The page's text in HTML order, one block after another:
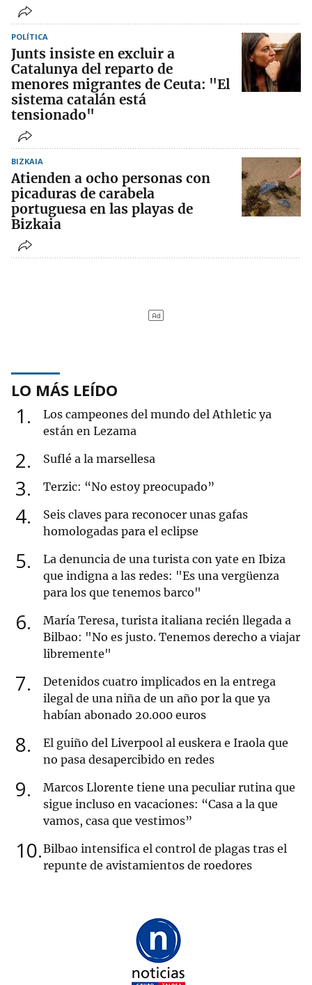
POLÍTICA
Junts insiste en excluir a
Catalunya del reparto de
menores migrantes de Ceuta: "El
sistema catalán está
tensionado"
BIZKAIA
Atienden a ocho personas con
picaduras de carabela
portuguesa en las playas de
Bizkaia
LO MÁS LEÍDO
1
Los campeones del mundo del Athletic ya
están en Lezama
2 Suflé a la marsellesa
3 Terzic: “No estoy preocupado”
4
Seis claves para reconocer unas gafas
homologadas para el eclipse
5
La denuncia de una turista con yate en Ibiza
que indigna a las redes: "Es una vergüenza
para los que tenemos barco"
6
María Teresa, turista italiana recién llegada a
Bilbao: "No es justo. Tenemos derecho a viajar
libremente"
7
Detenidos cuatro implicados en la entrega
ilegal de una niña de un año por la que ya
habían abonado 20.000 euros
8
El guiño del Liverpool al euskera e Iraola que
no pasa desapercibido en redes
9
Marcos Llorente tiene una peculiar rutina que
sigue incluso en vacaciones: “Casa a la que
vamos, casa que vestimos”
10 Bilbao intensifica el control de plagas tras el
repunte de avistamientos de roedores